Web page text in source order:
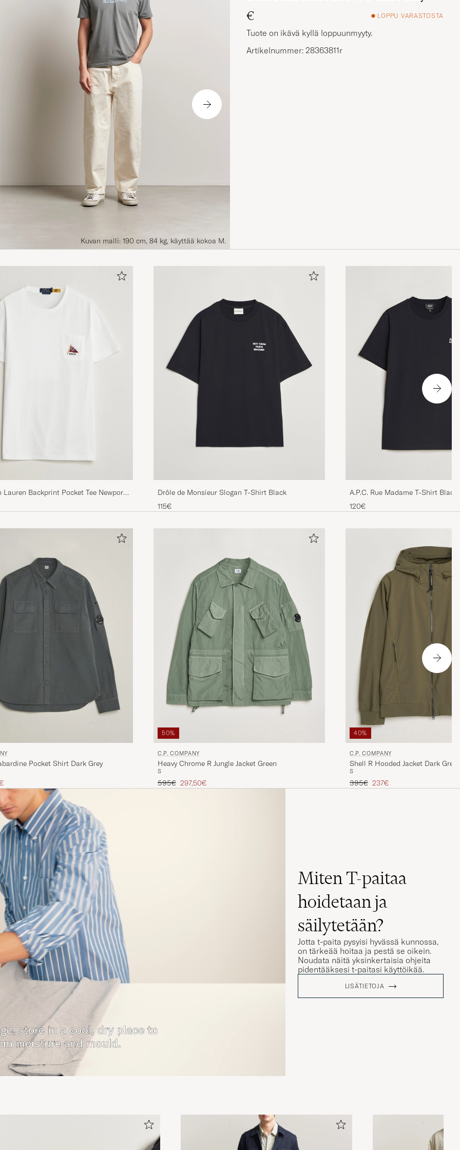
Kuvan malli: 190 cm, 84 kg, käyttää kokoa M.
€
LOPPU VARASTOSTA
Tuote on ikävä kyllä loppuunmyyty.
Artikelnummer: 28363811r
Lauren Backprint Pocket Tee Newport
Drôle de Monsieur Slogan T-Shirt Black
115€
A.P.C. Rue Madame T-Shirt
120€
Pocket Shirt Dark Grey
hinta
50%
C.P. COMPANY
Heavy Chrome R Jungle Jacket Green
S
Tavallinen hinta
595€ Alennettu hinta
297,50€
40%
C.P. COMPANY
Shell R Hooded Jacket Dark
S
Tavallinen hinta
395€ Alennettu hinta
237€
Miten T-paitaa
hoidetaan ja
säilytetään?
Jotta t-paita pysyisi hyvässä kunnossa,
on tärkeää hoitaa ja pestä se oikein.
Noudata näitä yksinkertaisia ohjeita
pidentääksesi t-paitasi käyttöikää.
LISÄTIETOJA